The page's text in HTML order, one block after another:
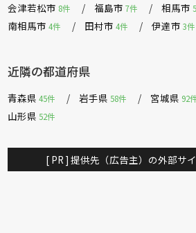
会津若松市 8件 福島市7件 相馬市
南相馬市4件 田村市4件 伊達市3件
近隣の都道府県
青森県45件 岩手県58件 宮城県 92
山形県52件
[ PR ] 提供先（広告主）の外部サ